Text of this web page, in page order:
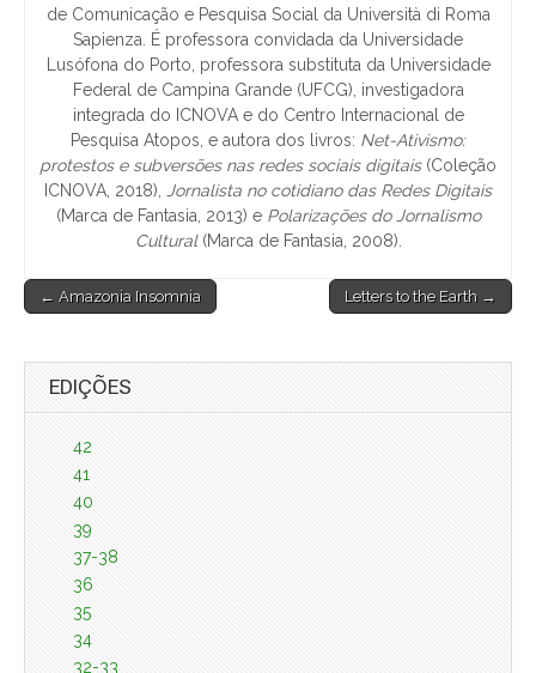
de Comunicação e Pesquisa Social da Università di Roma
Sapienza. É professora convidada da Universidade
Lusófona do Porto, professora substituta da Universidade
Federal de Campina Grande (UFCG), investigadora
integrada do ICNOVA e do Centro Internacional de
Pesquisa Atopos, e autora dos livros: Net-Ativismo:
protestos e subversões nas redes sociais digitais(Coleção
ICNOVA, 2018),
Jornalista no cotidiano das Redes Digitais
(Marca de Fantasia, 2013) e Polarizações do Jornalismo
Cultural(Marca de Fantasia, 2008).
Post
← Amazonia Insomnia Letters to the Earth →
EDIÇÕES
42
41
40
39
37-38
36
35
34
32-33